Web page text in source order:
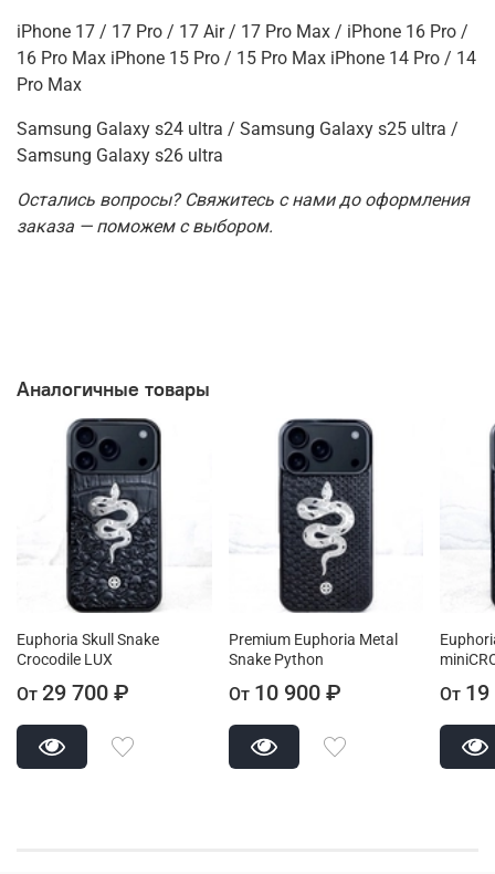
iPhone 17 / 17 Pro / 17 Air / 17 Pro Max / iPhone 16 Pro /
16 Pro Max iPhone 15 Pro / 15 Pro Max iPhone 14 Pro / 14
Pro Max
Samsung Galaxy s24 ultra / Samsung Galaxy s25 ultra /
Samsung Galaxy s26 ultra
Остались вопросы? Свяжитесь с нами до оформления
заказа — поможем с выбором.
Аналогичные товары
Euphoria Skull Snake
Crocodile LUX
От 29 700 ₽
Premium Euphoria Metal
Snake Python
От 10 900 ₽ От